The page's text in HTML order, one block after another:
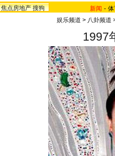
焦点房地产 搜狗 新闻 -
娱乐频道 > 八卦频道
1997